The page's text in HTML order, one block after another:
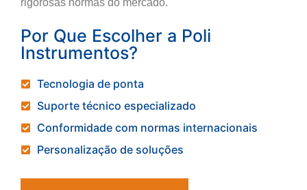
rigorosas normas do mercado.
Por Que Escolher a Poli
Instrumentos?
Tecnologia de ponta
Suporte técnico especializado
Conformidade com normas internacionais
Personalização de soluções